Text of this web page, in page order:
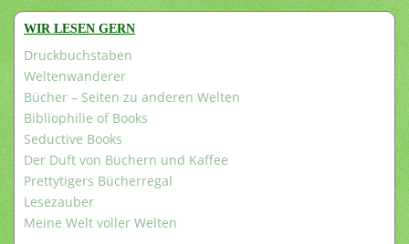
WIR LESEN GERN
Druckbuchstaben
Weltenwanderer
Bücher – Seiten zu anderen Welten
Bibliophilie of Books
Seductive Books
Der Duft von Büchern und Kaffee
Prettytigers Bücherregal
Lesezauber
Meine Welt voller Welten